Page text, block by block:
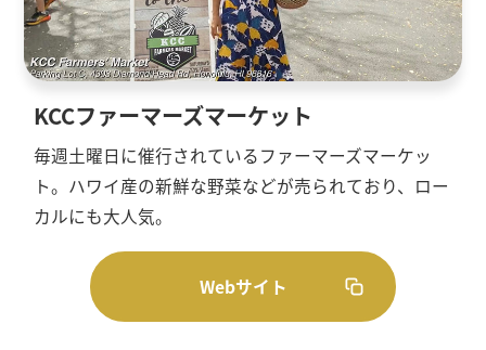
KCCファーマーズマーケット
毎週土曜日に催行されているファーマーズマーケッ
ト。ハワイ産の新鮮な野菜などが売られており、ロー
カルにも大人気。
Webサイト